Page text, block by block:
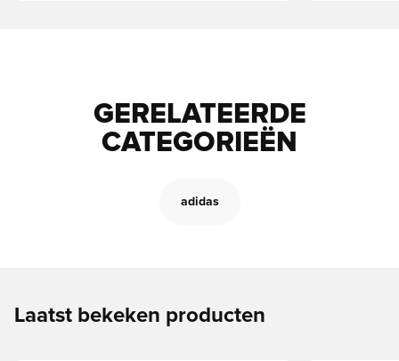
GERELATEERDE
CATEGORIEËN
adidas
Laatst bekeken producten